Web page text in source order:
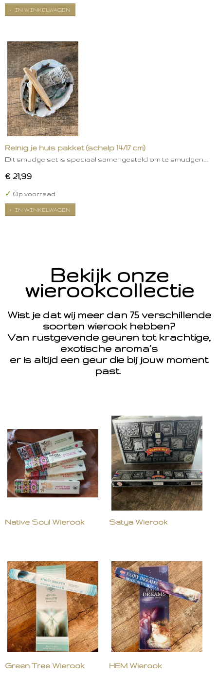
IN WINKELWAGEN
Reinig je huis pakket (schelp 14/17 cm)
Dit smudge set is speciaal samengesteld om te smudgen.…
€ 21,99
✓ Op voorraad
IN WINKELWAGEN
Bekijk onze
wierookcollectie
Wist je dat wij meer dan 75 verschillende
soorten wierook hebben?
Van rustgevende geuren tot krachtige,
exotische aroma’s
er is altijd een geur die bij jouw moment
past.
Native Soul Wierook Satya Wierook
Green Tree Wierook HEM Wierook